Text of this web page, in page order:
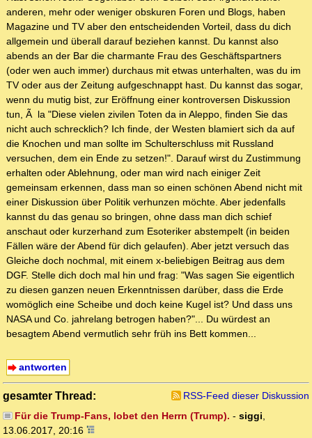
anderen, mehr oder weniger obskuren Foren und Blogs, haben
Magazine und TV aber den entscheidenden Vorteil, dass du dich
allgemein und überall darauf beziehen kannst. Du kannst also
abends an der Bar die charmante Frau des Geschäftspartners
(oder wen auch immer) durchaus mit etwas unterhalten, was du im
TV oder aus der Zeitung aufgeschnappt hast. Du kannst das sogar,
wenn du mutig bist, zur Eröffnung einer kontroversen Diskussion
tun, Ã la "Diese vielen zivilen Toten da in Aleppo, finden Sie das
nicht auch schrecklich? Ich finde, der Westen blamiert sich da auf
die Knochen und man sollte im Schulterschluss mit Russland
versuchen, dem ein Ende zu setzen!". Darauf wirst du Zustimmung
erhalten oder Ablehnung, oder man wird nach einiger Zeit
gemeinsam erkennen, dass man so einen schönen Abend nicht mit
einer Diskussion über Politik verhunzen möchte. Aber jedenfalls
kannst du das genau so bringen, ohne dass man dich schief
anschaut oder kurzerhand zum Esoteriker abstempelt (in beiden
Fällen wäre der Abend für dich gelaufen). Aber jetzt versuch das
Gleiche doch nochmal, mit einem x-beliebigen Beitrag aus dem
DGF. Stelle dich doch mal hin und frag: "Was sagen Sie eigentlich
zu diesen ganzen neuen Erkenntnissen darüber, dass die Erde
womöglich eine Scheibe und doch keine Kugel ist? Und dass uns
NASA und Co. jahrelang betrogen haben?"... Du würdest an
besagtem Abend vermutlich sehr früh ins Bett kommen...
antworten
gesamter Thread:
RSS-Feed dieser Diskussion
Für die Trump-Fans, lobet den Herrn (Trump). - siggi,
13.06.2017, 20:16